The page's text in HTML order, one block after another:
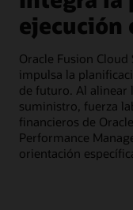
ejecución
Oracle Fusion
impulsa la
de futuro. Al alinear
suministro, fuerza
financieros de
Performance
orientación